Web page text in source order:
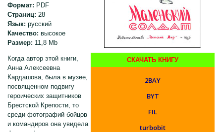
СКАЧАТЬ КНИГУ
2BAY
BYT
FIL
turbobit
Формат: PDF
Страниц: 28
Язык: русский
Качество: высокое
Размер: 11,8 Mb
Когда автор этой книги,
Анна Алексеевна
Кардашова, была в музее,
посвященном подвигу
героических защитников
Брестской Крепости, то
среди фотографий бойцов
и командиров она увидела